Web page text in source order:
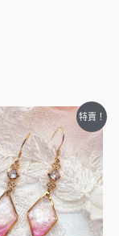
特賣！